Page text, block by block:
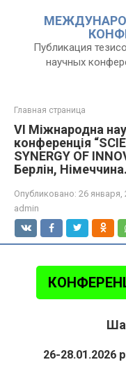
Публикация
научных
Главная страница
VI Міжнародна
конференція
SYNERGY OF
Берлін,
Опубликовано: 26 января,
admin
26-28.01.2026